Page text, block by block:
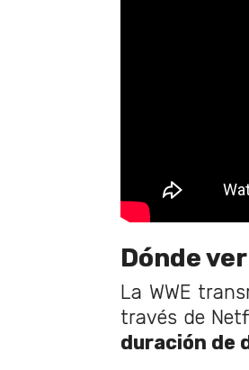
Dónde
La WWE
través de
duración de